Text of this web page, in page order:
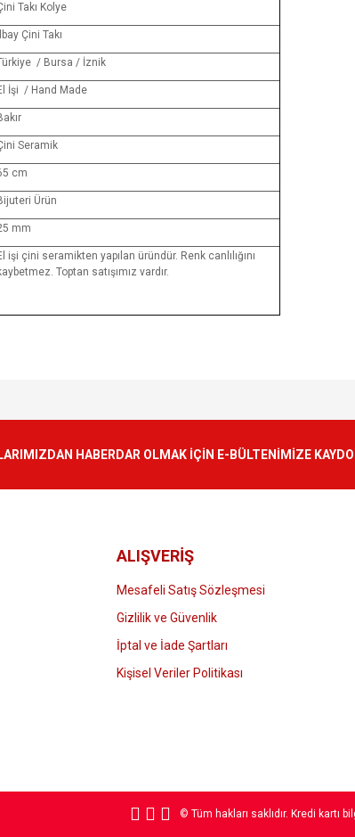
Takı Kolye
Çini Takı
/ Bursa / İznik
İşi / Hand Made
Seramik
cm
Ürün
mm
işi çini seramikten yapılan üründür. Renk canlılığını
Toptan satışımız vardır.
bozuk veya görüntülenemiyor.
alternatifler olmalı.
HABERDAR OLMAK İÇİN E-BÜLTENİMİZE
ALIŞVERİŞ
Mesafeli Satış Sözleşmesi
Gizlilik ve Güvenlik
İptal ve İade Şartları
Kişisel Veriler Politikası
© Tüm hakları saklıdır. Kredi kartı